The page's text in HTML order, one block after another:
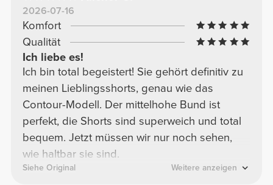
2026-07-16
Komfort
Qualität
Ich liebe es!
Ich bin total begeistert! Sie gehört definitiv zu
meinen Lieblingsshorts, genau wie das
Contour-Modell. Der mittelhohe Bund ist
perfekt, die Shorts sind superweich und total
bequem. Jetzt müssen wir nur noch sehen,
wie haltbar sie sind.
Siehe Original Weitere anzeigen